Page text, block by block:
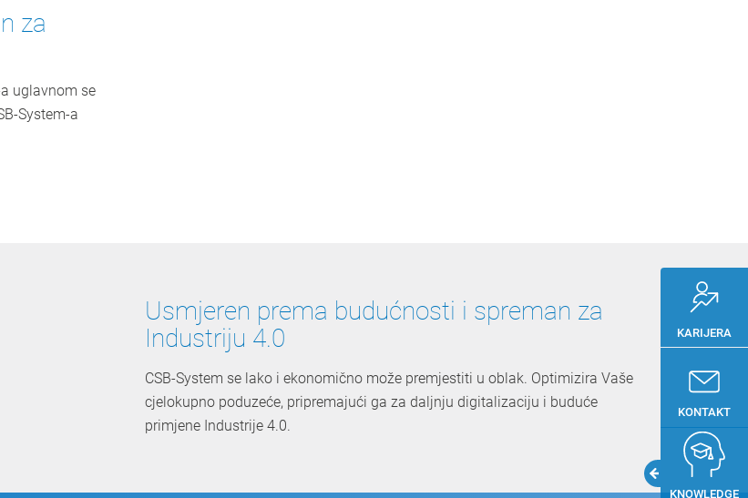
za
uglavnom se
System-a
Usmjeren prema budućnosti i spreman za
Industriju 4.0
CSB-System se lako i ekonomično može premjestiti u oblak. Optimizira Vaše
cjelokupno poduzeće, pripremajući ga za daljnju digitalizaciju i buduće
primjene Industrije 4.0.
KARIJERA
KONTAKT
KNOWLEDGE